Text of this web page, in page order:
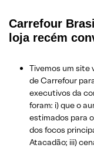
Carrefour
loja recém
Tivemos um
de Carrefour
executivos da
foram: i) que o
estimados para
dos focos
Atacadão; iii)